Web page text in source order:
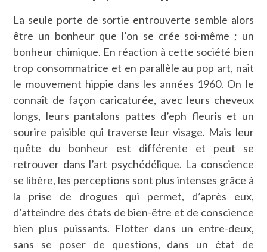
La seule porte de sortie entrouverte semble alors
être un bonheur que l’on se crée soi-même ; un
bonheur chimique. En réaction à cette société bien
trop consommatrice et en parallèle au pop art, nait
le mouvement hippie dans les années 1960. On le
connaît de façon caricaturée, avec leurs cheveux
longs, leurs pantalons pattes d’eph fleuris et un
sourire paisible qui traverse leur visage. Mais leur
quête du bonheur est différente et peut se
retrouver dans l’art psychédélique. La conscience
se libère, les perceptions sont plus intenses grâce à
la prise de drogues qui permet, d’après eux,
d’atteindre des états de bien-être et de conscience
bien plus puissants. Flotter dans un entre-deux,
sans se poser de questions, dans un état de